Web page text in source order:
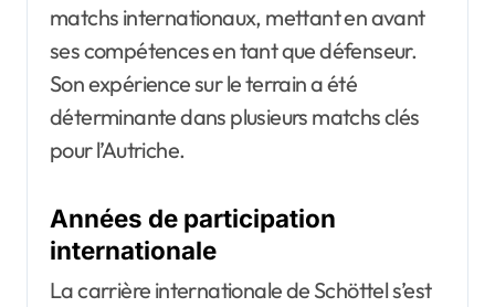
matchs internationaux, mettant en avant
ses compétences en tant que défenseur.
Son expérience sur le terrain a été
déterminante dans plusieurs matchs clés
pour l’Autriche.
Années de participation
internationale
La carrière internationale de Schöttel s’est